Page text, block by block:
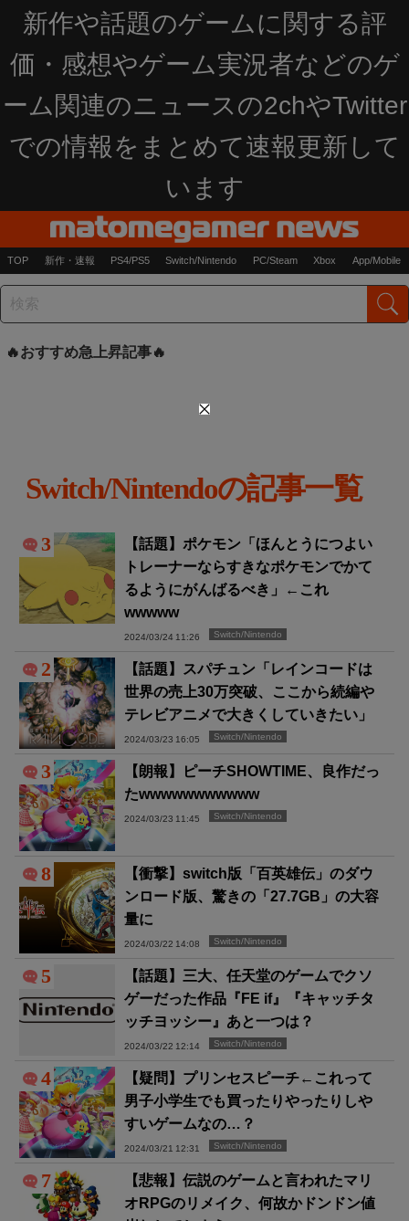
新作や話題のゲームに関する評
価・感想やゲーム実況者などのゲ
ーム関連のニュースの2chやTwitter
での情報をまとめて速報更新して
います
TOP 新作・速報 PS4/PS5 Switch/Nintendo PC/Steam Xbox App/Mobile
おすすめ急上昇記事
Switch/Nintendoの記事一覧
3
【話題】ポケモン「ほんとうにつよい
トレーナーならすきなポケモンでかて
るようにがんばるべき」←これ
wwwww
2024/03/24 11:26 Switch/Nintendo
2
【話題】スパチュン「レインコードは
世界の売上30万突破、ここから続編や
テレビアニメで大きくしていきたい」
2024/03/23 16:05 Switch/Nintendo
3
【朗報】ピーチSHOWTIME、良作だっ
たwwwwwwwwwww
2024/03/23 11:45 Switch/Nintendo
8
【衝撃】switch版「百英雄伝」のダウ
ンロード版、驚きの「27.7GB」の大容
量に
2024/03/22 14:08 Switch/Nintendo
5
【話題】三大、任天堂のゲームでクソ
ゲーだった作品『FE if』『キャッチタ
ッチヨッシー』あと一つは？
2024/03/22 12:14 Switch/Nintendo
4
【疑問】プリンセスピーチ←これって
男子小学生でも買ったりやったりしや
すいゲームなの…？
2024/03/21 12:31 Switch/Nintendo
7
【悲報】伝説のゲームと言われたマリ
オRPGのリメイク、何故かドンドン値